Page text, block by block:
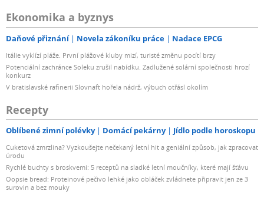
Ekonomika a byznys
Daňové přiznání Novela zákoníku práce Nadace EPCG
Itálie vyklízí pláže. První plážové kluby mizí, turisté změnu pocítí brzy
Potenciální zachránce Soleku zrušil nabídku. Zadlužené solární společnosti hrozí
konkurz
V bratislavské rafinerii Slovnaft hořela nádrž, výbuch otřásl okolím
Recepty
Oblíbené zimní polévky Domácí pekárny Jídlo podle horoskopu
Cuketová zmrzlina? Vyzkoušejte nečekaný letní hit a geniální způsob, jak zpracovat
úrodu
Rychlé buchty s broskvemi: 5 receptů na sladké letní moučníky, které mají šťávu
Oopsie bread: Proteinové pečivo lehké jako obláček zvládnete připravit jen ze 3
surovin a bez mouky